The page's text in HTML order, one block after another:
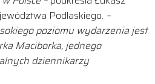
Podlaskiego. –
sokiegopoziomu wydarzeniajest
kaMaciborka, jednego
lnych dziennikarzy